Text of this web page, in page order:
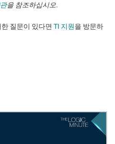
을 참조하십시오.
질문이 있다면 TI 지원을 방문하